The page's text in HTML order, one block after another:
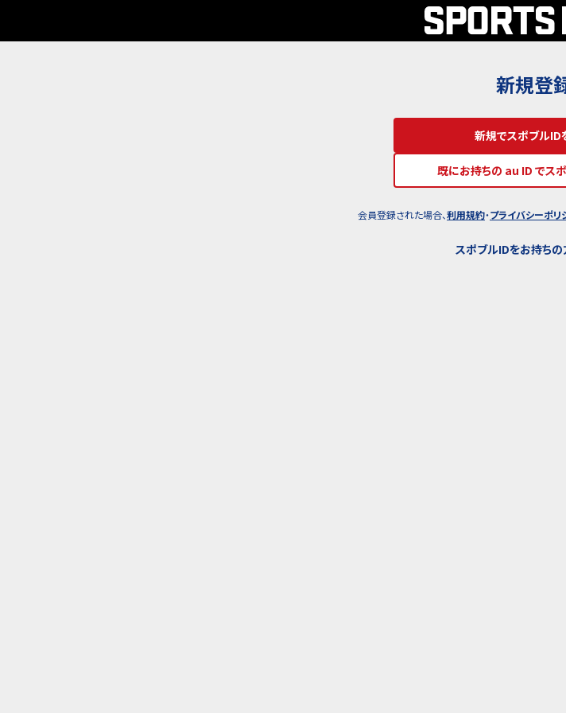
新規登
新規でスポブルID
既にお持ちの au ID でス
会員登録された場合、利用規約・プライバシーポリ
スポブルIDをお持ちの